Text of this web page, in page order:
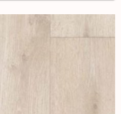
м2) [цел]